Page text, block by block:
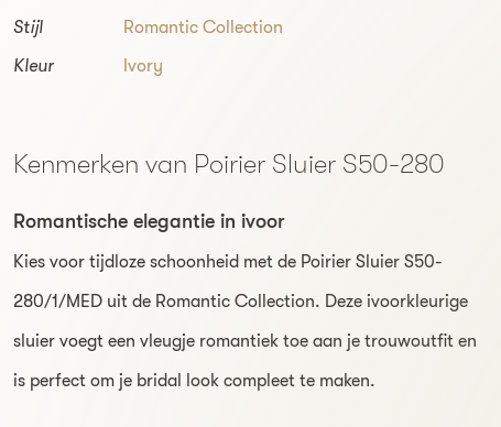
Stijl
Romantic Collection
Kleur
Ivory
Kenmerken van Poirier Sluier S50-280
Romantische elegantie in ivoor
Kies voor tijdloze schoonheid met de Poirier Sluier S50-
280/1/MED uit de Romantic Collection. Deze ivoorkleurige
sluier voegt een vleugje romantiek toe aan je trouwoutfit en
is perfect om je bridal look compleet te maken.